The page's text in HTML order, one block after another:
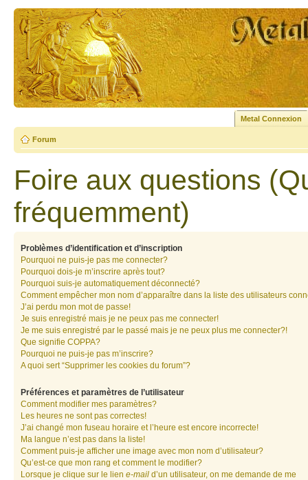
Metal Connexion
Forum
Foire aux questions
fréquemment)
Problèmes d’identification et d’inscription
Pourquoi ne puis-je pas me connecter?
Pourquoi dois-je m’inscrire après tout?
Pourquoi suis-je automatiquement déconnecté?
Comment empêcher mon nom d’apparaître dans la liste des utilisateurs
J’ai perdu mon mot de passe!
Je suis enregistré mais je ne peux pas me connecter!
Je me suis enregistré par le passé mais je ne peux plus me connecter?!
Que signifie COPPA?
Pourquoi ne puis-je pas m’inscrire?
A quoi sert “Supprimer les cookies du forum”?
Préférences et paramètres de l’utilisateur
Comment modifier mes paramètres?
Les heures ne sont pas correctes!
J’ai changé mon fuseau horaire et l’heure est encore incorrecte!
Ma langue n’est pas dans la liste!
Comment puis-je afficher une image avec mon nom d’utilisateur?
Qu’est-ce que mon rang et comment le modifier?
Lorsque je clique sur le lien e-mail d’un utilisateur, on me demande de me